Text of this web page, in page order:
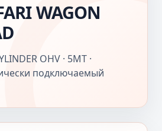
WAGON
OHV · 5MT ·
подключаемый